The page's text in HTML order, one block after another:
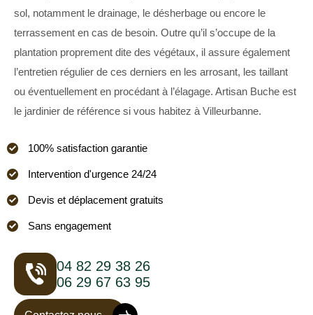
sol, notamment le drainage, le désherbage ou encore le
terrassement en cas de besoin. Outre qu’il s’occupe de la
plantation proprement dite des végétaux, il assure également
l’entretien régulier de ces derniers en les arrosant, les taillant
ou éventuellement en procédant à l’élagage. Artisan Buche est
le jardinier de référence si vous habitez à Villeurbanne.
100% satisfaction garantie
Intervention d'urgence 24/24
Devis et déplacement gratuits
Sans engagement
04 82 29 38 26
06 29 67 63 95